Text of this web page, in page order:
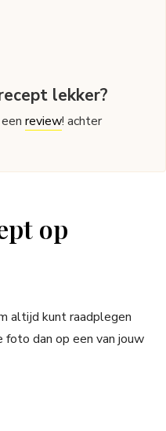
lekker?
eenreview! achter
op
altijd kunt raadplegen
dan op een van jouw